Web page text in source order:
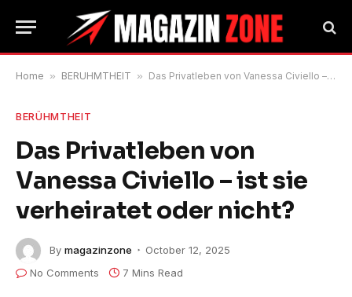
Home » BERÜHMTHEIT » Das Privatleben von Vanessa Civiello – ist sie verheiratet oder nicht?
BERÜHMTHEIT
Das Privatleben von
Vanessa Civiello – ist sie
verheiratet oder nicht?
By magazinzone
October 12, 2025
No Comments
7 Mins Read